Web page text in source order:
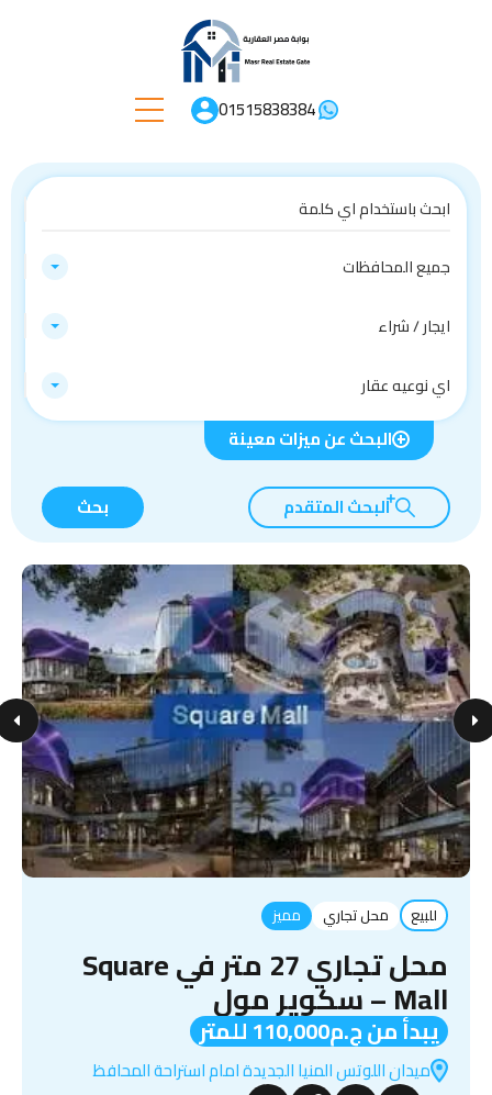
01515838384
جميع المحافظات
ايجار / شراء
اي نوعيه عقار
البحث عن ميزات معينة
البحث المتقدم بحث
للبيع محل تجاري مميز
محل تجاري 27 متر في Square
Mall – سكوير مول
يبدأ من ج.م110,000 للمتر
ميدان اللوتس المنيا الجديدة امام استراحة المحافظ